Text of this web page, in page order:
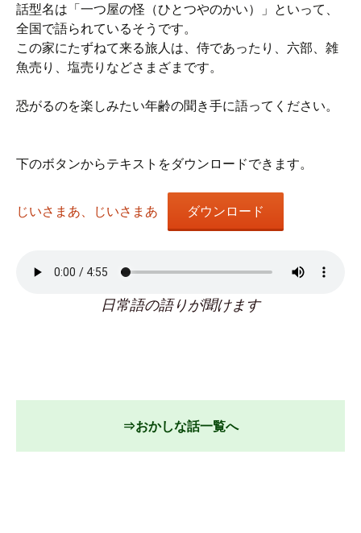
話型名は「一つ屋の怪（ひとつやのかい）」といって、
全国で語られているそうです。
この家にたずねて来る旅人は、侍であったり、六部、雑
魚売り、塩売りなどさまざまです。
恐がるのを楽しみたい年齢の聞き手に語ってください。
下のボタンからテキストをダウンロードできます。
じいさまあ、じいさまあ ダウンロード
日常語の語りが聞けます
⇒おかしな話一覧へ